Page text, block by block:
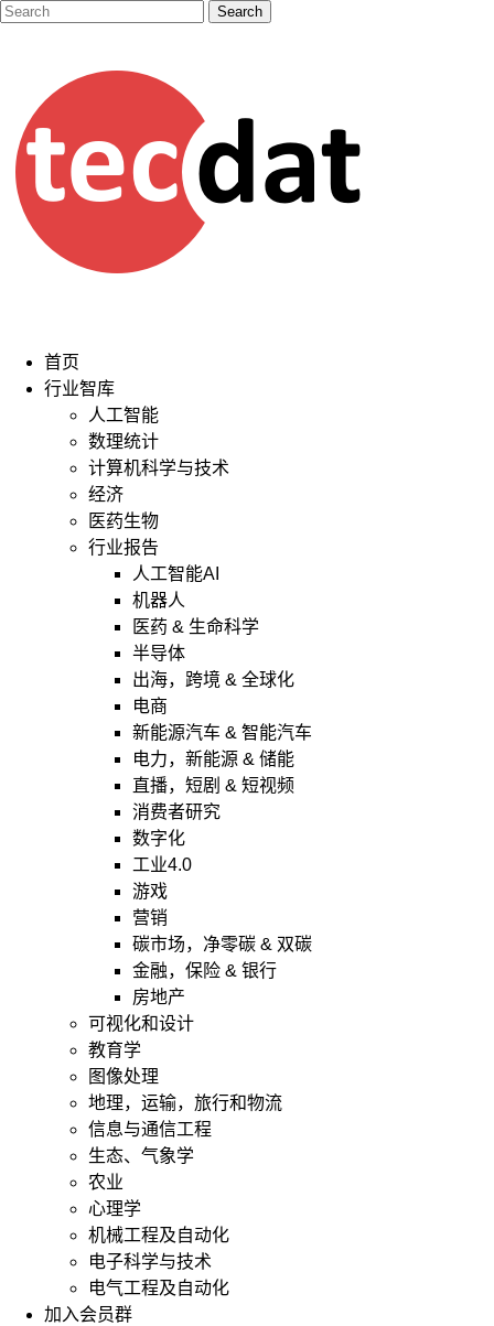
首页
行业智库
人工智能
数理统计
计算机科学与技术
经济
医药生物
行业报告
人工智能AI
机器人
医药 & 生命科学
半导体
出海，跨境 & 全球化
电商
新能源汽车 & 智能汽车
电力，新能源 & 储能
直播，短剧 & 短视频
消费者研究
数字化
工业4.0
游戏
营销
碳市场，净零碳 & 双碳
金融，保险 & 银行
房地产
可视化和设计
教育学
图像处理
地理，运输，旅行和物流
信息与通信工程
生态、气象学
农业
心理学
机械工程及自动化
电子科学与技术
电气工程及自动化
加入会员群